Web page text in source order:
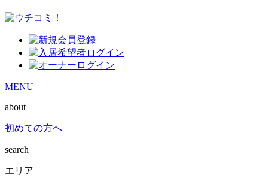
MENU
about
初めての方へ
search
エリア